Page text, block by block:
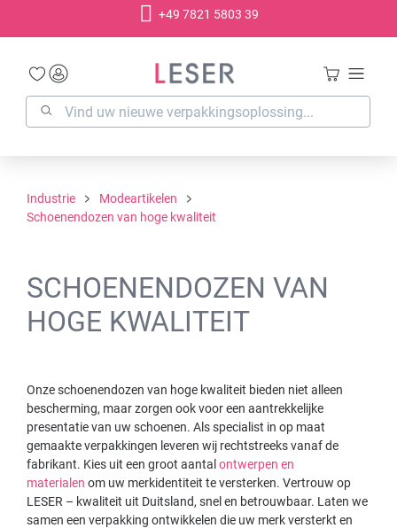
+49 7821 5803 39
Industrie
Modeartikelen
Schoenendozen van hoge kwaliteit
SCHOENENDOZEN VAN
HOGE KWALITEIT
Onze schoenendozen van hoge kwaliteit bieden niet alleen
bescherming, maar zorgen ook voor een aantrekkelijke
presentatie van uw schoenen. Als specialist in op maat
gemaakte verpakkingen leveren wij rechtstreeks vanaf de
fabrikant. Kies uit een groot aantal ontwerpen en
materialen om uw merkidentiteit te versterken. Vertrouw op
LESER – kwaliteit uit Duitsland, snel en betrouwbaar. Laten we
samen een verpakking ontwikkelen die uw merk versterkt en